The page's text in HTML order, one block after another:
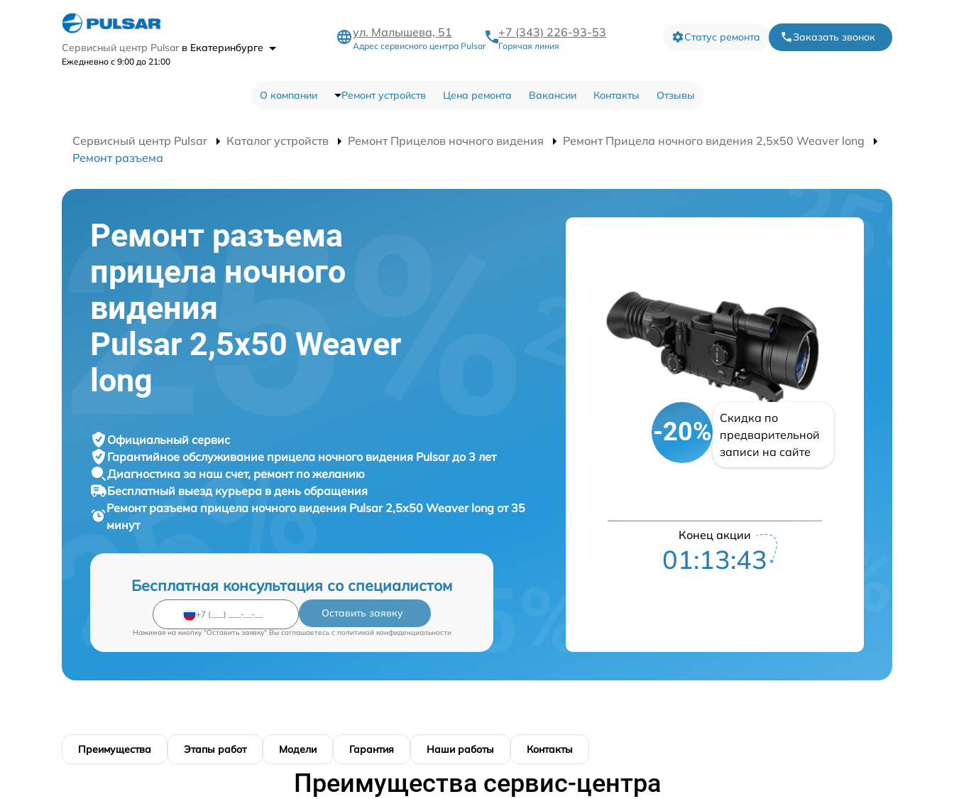
Сервисный центр Pulsar в Екатеринбурге
Ежедневно с 9:00 до 21:00
ул. Малышева, 51
Адрес сервисного центра Pulsar
+7 (343) 226-93-53
Горячая линия
Статус ремонта Заказать звонок
О компании Ремонт устройств Цена ремонта Вакансии Контакты Отзывы
Сервисный центр Pulsar Каталог устройств Ремонт Прицелов ночного видения
Ремонт Прицела ночного видения 2,5x50 Weaver long
Ремонт разъема
Ремонт разъема
прицела ночного
видения
Pulsar 2,5x50 Weaver
long
Официальный сервис
Гарантийное обслуживание прицела ночного видения Pulsar до 3 лет
Диагностика за наш счет, ремонт по желанию
Бесплатный выезд курьера в день обращения
Ремонт разъема прицела ночного видения Pulsar 2,5x50 Weaver long от 35
минут
Бесплатная консультация со специалистом
Оставить заявку
Нажимая на кнопку "Оставить заявку" Вы соглашаетесь c политикой конфиденциальности
-20%
Скидка по
предварительной
записи на сайте
Конец акции
01:13:41
Преимущества Этапы работ Модели Гарантия Наши работы Контакты
Преимущества сервис-центра